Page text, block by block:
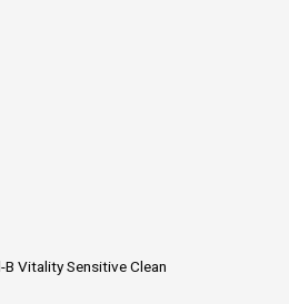
B Vitality Sensitive Clean